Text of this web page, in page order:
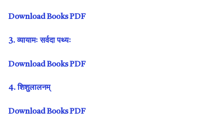
Download Books PDF
3. व्यायामः सर्वदा पथ्यः
Download Books PDF
4. शिशुलालनम्
Download Books PDF